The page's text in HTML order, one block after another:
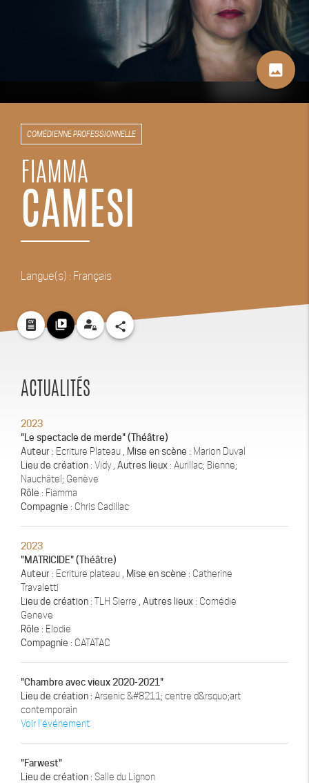
image
COMÉDIENNE PROFESSIONNELLE
FIAMMA
CAMESI
Langue(s) : Français
video_library share
ACTUALITÉS
2023
"Le spectacle de merde" (Théâtre)
Auteur : Ecriture Plateau , Mise en scène : Marion Duval
Lieu de création : Vidy , Autres lieux : Aurillac; Bienne;
Nauchâtel; Genève
Rôle : Fiamma
Compagnie : Chris Cadillac
2023
"MATRICIDE" (Théâtre)
Auteur : Ecriture plateau , Mise en scène : Catherine
Travaletti
Lieu de création : TLH Sierre , Autres lieux : Comédie
Geneve
Rôle : Elodie
Compagnie : CATATAC
"Chambre avec vieux 2020-2021"
Lieu de création : Arsenic &#8211; centre d&rsquo;art
contemporain
Voir l'événement
"Farwest"
Lieu de création : Salle du Lignon